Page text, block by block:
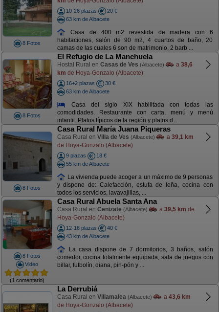
8 Fotos
10-26 plazas
20 €
63 km de Albacete
Casa de 400 m2 revestida de madera con 6
habitaciones, salón de 90 m2, 4 cuartos de baño, 20
camas de las cuales 6 son de matrimonio, 2 barb ...
8 Fotos
El Refugio de La Manchuela
Hostal Rural en Casas de Ves (Albacete) a 38,6
km de Hoya-Gonzalo (Albacete)
16+2 plazas
30 €
63 km de Albacete
Casa del siglo XIX habilitada con todas las
comodidades. Restaurante con carta, menú y menú
infantil. Platos típicos de la región y platos d ...
8 Fotos
Casa Rural María Juana Piqueras
Casa Rural en Villa de Ves (Albacete) a 39,1 km
de Hoya-Gonzalo (Albacete)
9 plazas
18 €
55 km de Albacete
La vivienda puede acoger a un máximo de 9 personas
y dispone de: Calefacción, estufa de leña, cocina con
todos los servicios, lavavajillas, ...
8 Fotos
Video
(1 comentario)
Casa Rural Abuela Santa Ana
Casa Rural en Cenizate (Albacete) a 39,5 km de
Hoya-Gonzalo (Albacete)
12-16 plazas
40 €
43 km de Albacete
La casa dispone de 7 dormitorios, 3 baños, salón
comedor, cocina totalmente equipada, sala de juegos con
billar, futbolín, diana, pin-pón y ...
La Derrubiá
Casa Rural en Villamalea (Albacete) a 43,6 km
de Hoya-Gonzalo (Albacete)